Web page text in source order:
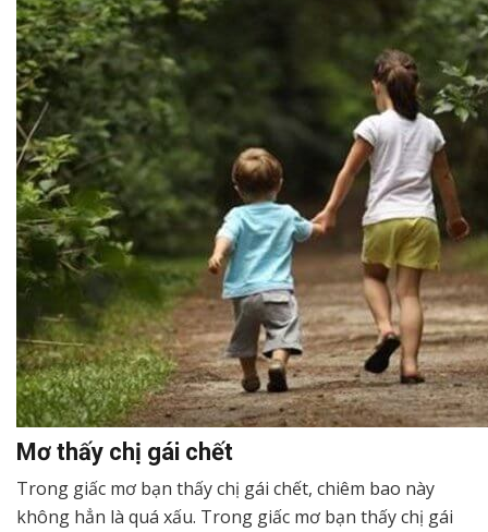
Mơ thấy chị gái chết
Trong giấc mơ bạn thấy chị gái chết, chiêm bao này
không hẳn là quá xấu. Trong giấc mơ bạn thấy chị gái